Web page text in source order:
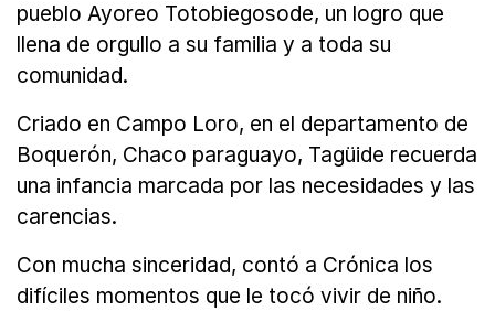
pueblo Ayoreo Totobiegosode, un logro que
llena de orgullo a su familia y a toda su
comunidad.
Criado en Campo Loro, en el departamento de
Boquerón, Chaco paraguayo, Tagüide recuerda
una infancia marcada por las necesidades y las
carencias.
Con mucha sinceridad, contó a Crónica los
difíciles momentos que le tocó vivir de niño.